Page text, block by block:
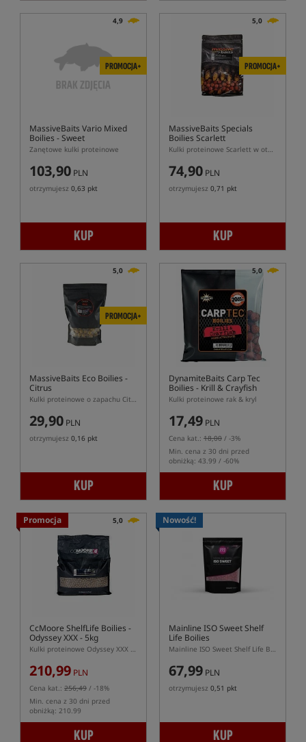
4,9
PROMOCJA+
MassiveBaits Vario Mixed
Boilies - Sweet
Zanętowe kulki proteinowe
103,90 PLN
otrzymujesz 0,63 pkt
KUP
5,0
PROMOCJA+
MassiveBaits Specials
Boilies Scarlett
Kulki proteinowe Scarlett w otoczce
74,90 PLN
otrzymujesz 0,71 pkt
KUP
5,0
PROMOCJA+
MassiveBaits Eco Boilies -
Citrus
Kulki proteinowe o zapachu Citrus
29,90 PLN
otrzymujesz 0,16 pkt
KUP
5,0
DynamiteBaits Carp Tec
Boilies - Krill & Crayfish
Kulki proteinowe rak & kryl
17,49 PLN
Cena kat.: 18,00 / -3%
Min. cena z 30 dni przed
obniżką: 43.99 / -60%
KUP
Promocja 5,0
CcMoore ShelfLife Boilies -
Odyssey XXX - 5kg
Kulki proteinowe Odyssey XXX - GLM
210,99 PLN
Cena kat.: 256,49 / -18%
Min. cena z 30 dni przed
obniżką: 210.99
KUP
Nowość!
Mainline ISO Sweet Shelf
Life Boilies
Mainline ISO Sweet Shelf Life Boilies – słodkie kulki zanętowe o wysokiej wartości odżywczej
67,99 PLN
otrzymujesz 0,51 pkt
KUP